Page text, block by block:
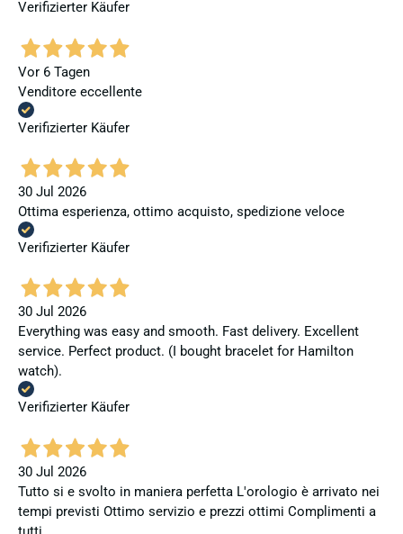
Verifizierter Käufer
Vor 6 Tagen
Venditore eccellente
Verifizierter Käufer
30 Jul 2026
Ottima esperienza, ottimo acquisto, spedizione veloce
Verifizierter Käufer
30 Jul 2026
Everything was easy and smooth. Fast delivery. Excellent
service. Perfect product. (I bought bracelet for Hamilton
watch).
Verifizierter Käufer
30 Jul 2026
Tutto si e svolto in maniera perfetta L'orologio è arrivato nei
tempi previsti Ottimo servizio e prezzi ottimi Complimenti a